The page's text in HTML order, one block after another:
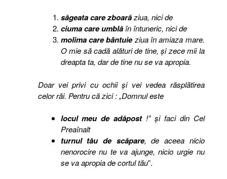
săgeata care zboarăziua, nici de
ciuma care umblăîn întuneric, nici de
molima care bântuieziua în amiaza mare.
O mie să cadă alături de tine, şi zece mii la
dreapta ta, dar de tine nu se va apropia.
Doar vei privi cu ochii şi vei vedea răsplătirea
celor răi. Pentru că zici : „Domnul este
locul meu de adăpost!” şi faci din Cel
Preaînalt
turnul tău de scăpare, de aceea nicio
nenorocire nu te va ajunge, nicio urgie nu
se va apropia de cortul tău”.